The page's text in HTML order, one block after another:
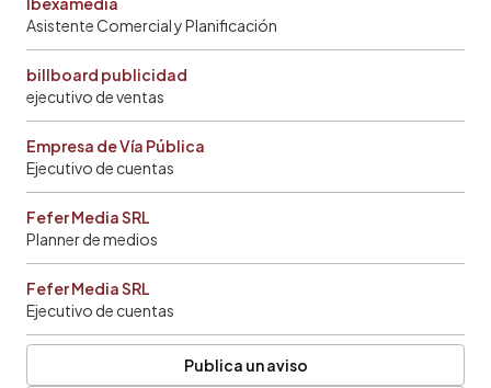
Asistente Comercial y Planificación
billboard publicidad
ejecutivo de ventas
Empresa de Vía Pública
Ejecutivo de cuentas
Fefer Media SRL
Planner de medios
Fefer Media SRL
Ejecutivo de cuentas
Publica un aviso